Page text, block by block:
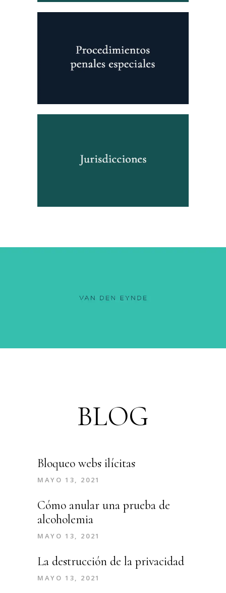
BLOG
Bloqueo webs ilícitas
MAYO 13, 2021
Cómo anular una prueba de
alcoholemia
MAYO 13, 2021
La destrucción de la privacidad
MAYO 13, 2021